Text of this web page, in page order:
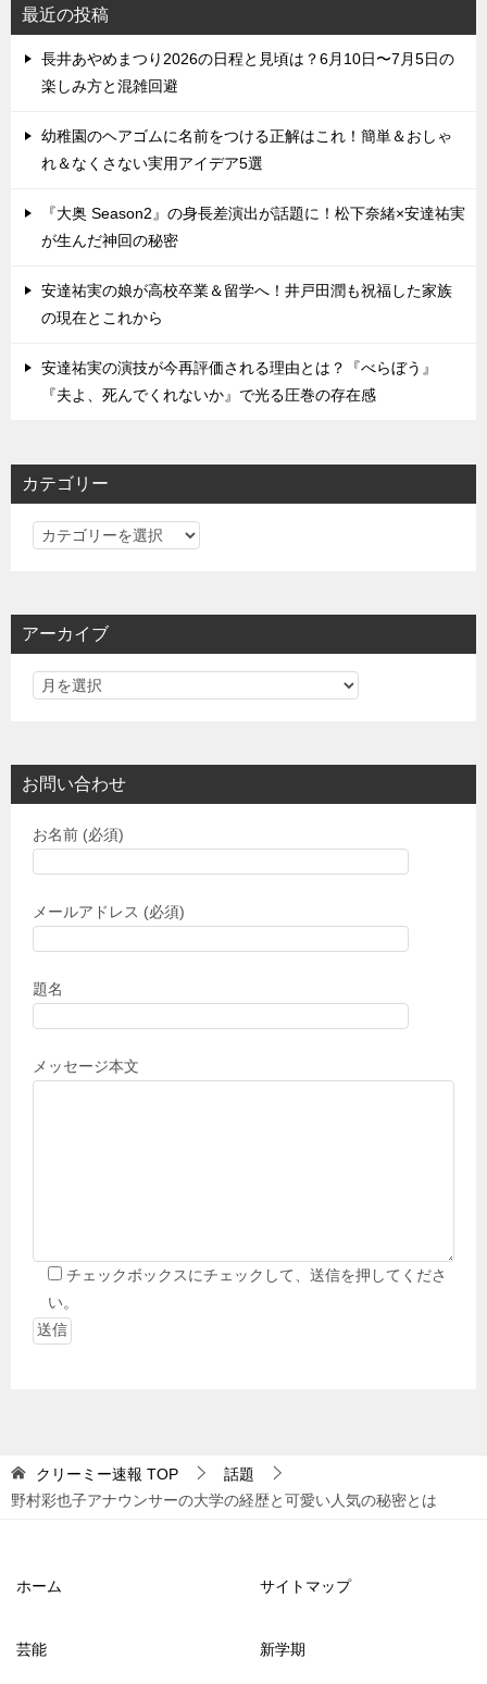
最近の投稿
長井あやめまつり2026の日程と見頃は？6月10日〜7月5日の
楽しみ方と混雑回避
幼稚園のヘアゴムに名前をつける正解はこれ！簡単＆おしゃ
れ＆なくさない実用アイデア5選
『大奥 Season2』の身長差演出が話題に！松下奈緒×安達祐実
が生んだ神回の秘密
安達祐実の娘が高校卒業＆留学へ！井戸田潤も祝福した家族
の現在とこれから
安達祐実の演技が今再評価される理由とは？『べらぼう』
『夫よ、死んでくれないか』で光る圧巻の存在感
カテゴリー
カ
リ
アーカイブ
お問い合わせ
お名前 (必須)
メールアドレス (必須)
題名
メッセージ本文
チェックボックスにチェックして、送信を押してくださ
い。
クリーミー速報 TOP
話題
野村彩也子アナウンサーの大学の経歴と可愛い人気の秘密とは
ホーム サイトマップ
芸能 新学期